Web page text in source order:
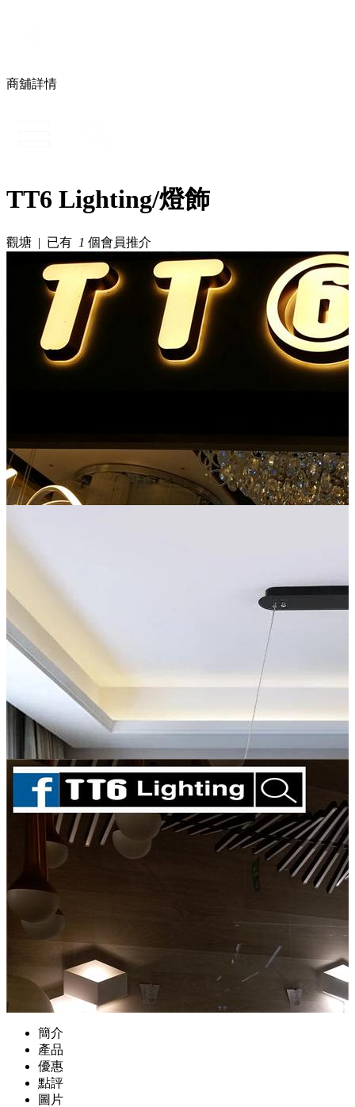
商舖詳情
TT6 Lighting/燈飾
觀塘 | 已有 1 個會員推介
簡介
產品
優惠
點評
圖片